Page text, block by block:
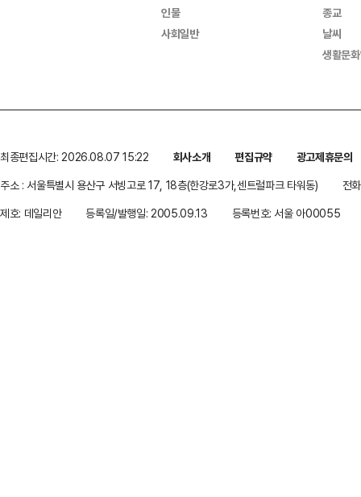
인물
사회일반
종교
날씨
생활문
최종편집시간: 2026.08.07 15:22 회사소개 편집규약
광고제휴문의
주소 : 서울특별시 용산구 서빙고로 17, 18층(한강로3가,센트럴파크 타워동)
전
제호: 데일리안
등록일/발행일: 2005.09.13 등록번호: 서울 아00055